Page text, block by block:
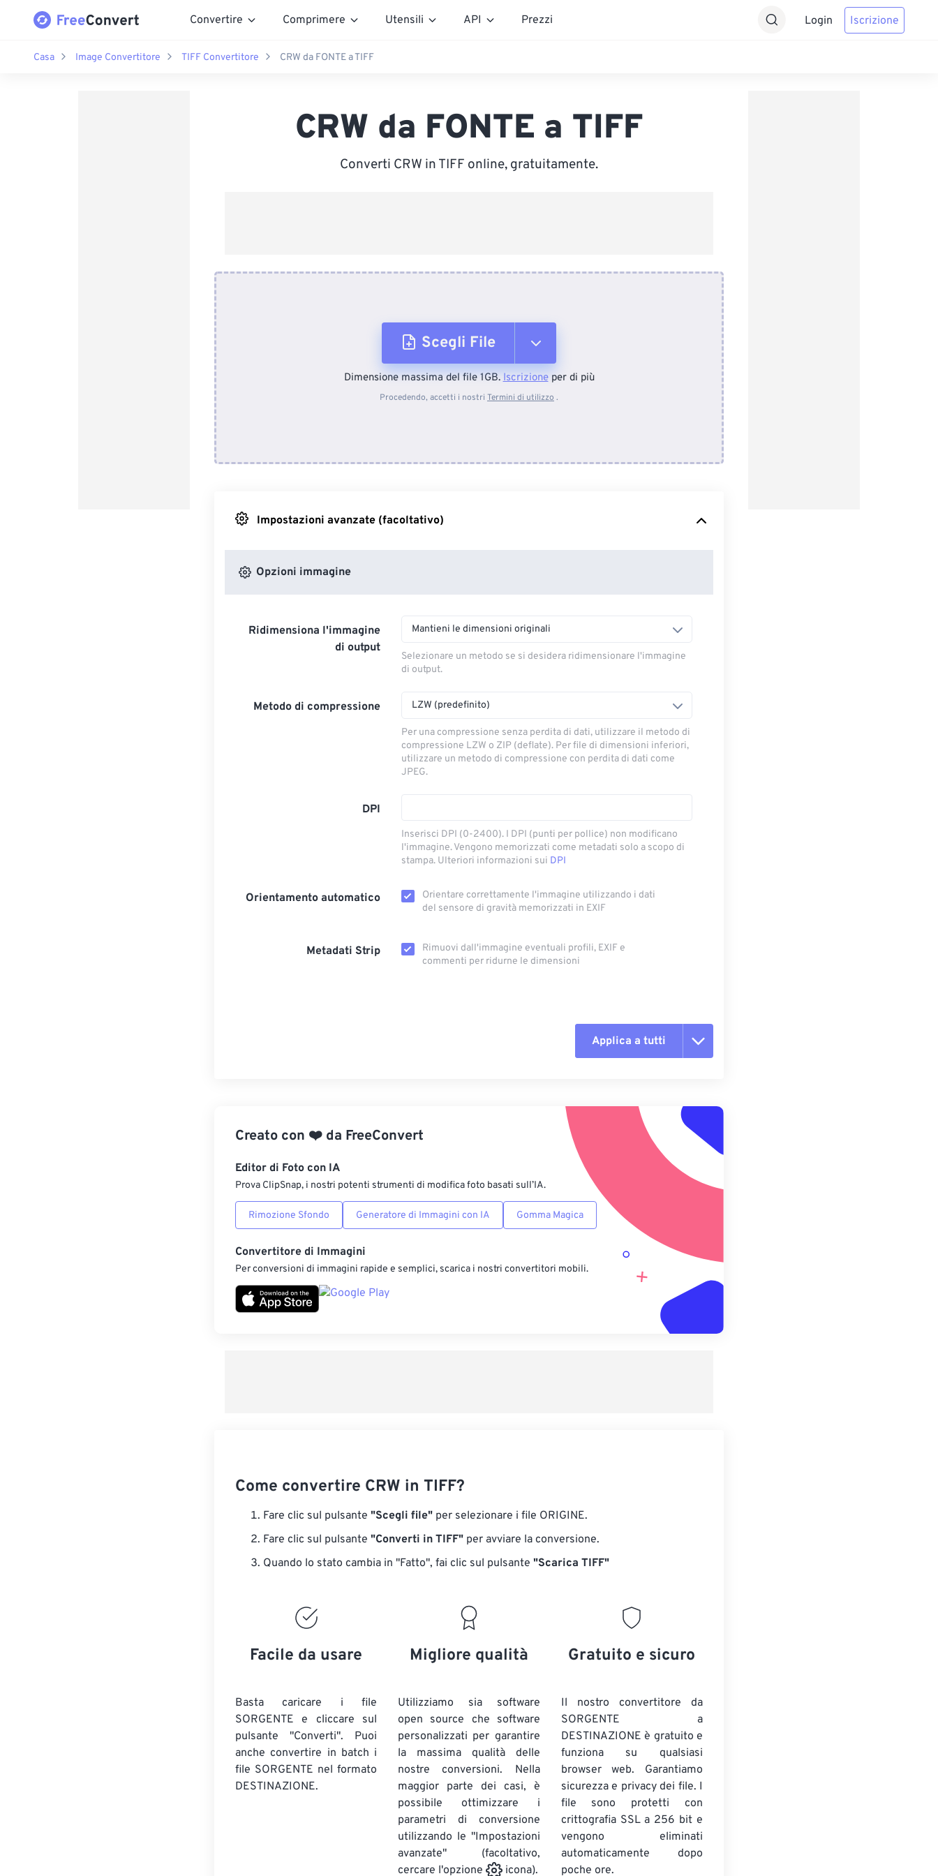
Convertire Comprimere Utensili API Prezzi Login Iscrizione
Casa Image Convertitore TIFF Convertitore CRW da FONTE a TIFF
CRW da FONTE a TIFF
Converti CRW in TIFF online, gratuitamente.
Scegli File
Dal dispositivo
Dimensione massima del file 1GB.Iscrizioneper di più
Procedendo, accetti i nostri Termini di utilizzo .
Impostazioni avanzate (facoltativo)
Opzioni immagine
Ridimensiona l'immagine
di output
Mantieni le dimensioni originali
Selezionare un metodo se si desidera ridimensionare l'immagine
di output.
Metodo di compressione LZW (predefinito)
Per una compressione senza perdita di dati, utilizzare il metodo di
compressione LZW o ZIP (deflate). Per file di dimensioni inferiori,
utilizzare un metodo di compressione con perdita di dati come
JPEG.
DPI
Inserisci DPI (0-2400). I DPI (punti per pollice) non modificano
l'immagine. Vengono memorizzati come metadati solo a scopo di
stampa. Ulteriori informazioni sui DPI
Orientamento automatico
Orientare correttamente l'immagine utilizzando i dati
del sensore di gravità memorizzati in EXIF
Metadati Strip
Rimuovi dall'immagine eventuali profili, EXIF ​​e
commenti per ridurne le dimensioni
Applica a tutti
Applica da preimpostazione
Salva come predefinito
Creato con ❤️ da FreeConvert
Editor di Foto con IA
Prova ClipSnap, i nostri potenti strumenti di modifica foto basati sull’IA.
Rimozione Sfondo Generatore di Immagini con IA Gomma Magica
Convertitore di Immagini
Per conversioni di immagini rapide e semplici, scarica i nostri convertitori mobili.
Come convertire CRW in TIFF?
Fare clic sul pulsante "Scegli file" per selezionare i file ORIGINE.
Fare clic sul pulsante "Converti in TIFF" per avviare la conversione.
Quando lo stato cambia in "Fatto", fai clic sul pulsante "Scarica TIFF"
Facile da usare
Basta caricare i file
SORGENTE e cliccare sul
pulsante "Converti". Puoi
anche convertire in batch i
file SORGENTE nel formato
DESTINAZIONE.
Migliore qualità
Utilizziamo sia software
open source che software
personalizzati per garantire
la massima qualità delle
nostre conversioni. Nella
maggior parte dei casi, è
possibile ottimizzare i
parametri di conversione
utilizzando le "Impostazioni
avanzate" (facoltativo,
cercare l'opzione
icona).
Gratuito e sicuro
Il nostro convertitore da
SORGENTE a
DESTINAZIONE è gratuito e
funziona su qualsiasi
browser web. Garantiamo
sicurezza e privacy dei file. I
file sono protetti con
crittografia SSL a 256 bit e
vengono eliminati
automaticamente dopo
poche ore.